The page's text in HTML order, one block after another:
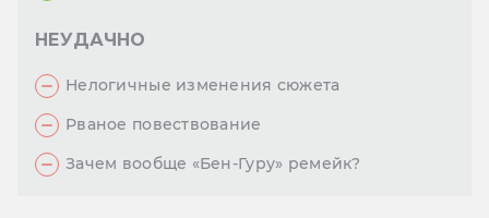
НЕУДАЧНО
Нелогичные изменения сюжета
Рваное повествование
Зачем вообще «Бен-Гуру» ремейк?